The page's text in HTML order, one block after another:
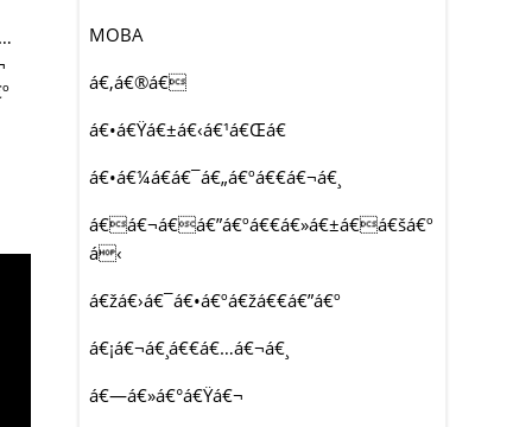
MOBA
á€‚á€®á€
á€•á€Ÿá€±á€‹á€¹á€Œá€­
á€•á€¼á€­á€¯á€„á€ºá€€á€¬á€¸
á€á€¬á€á€”á€ºá€€á€»á€±á€á€šá€º
á‹
á€žá€›á€¯á€•á€ºá€žá€€á€”á€º
á€¡á€¬á€¸á€€á€…á€¬á€¸
á€—á€»á€°á€Ÿá€¬